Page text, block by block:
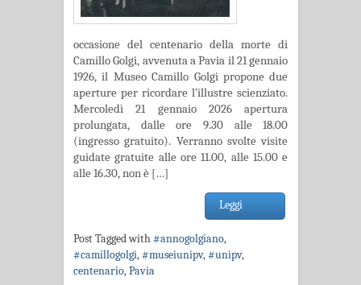
occasione del centenario della morte di
Camillo Golgi, avvenuta a Pavia il 21 gennaio
1926, il Museo Camillo Golgi propone due
aperture per ricordare l’illustre scienziato.
Mercoledì 21 gennaio 2026 apertura
prolungata, dalle ore 9.30 alle 18.00
(ingresso gratuito). Verranno svolte visite
guidate gratuite alle ore 11.00, alle 15.00 e
alle 16.30, non è […]
Leggi
Post Tagged with#annogolgiano,
#camillogolgi,#museiunipv,#unipv,
centenario,Pavia